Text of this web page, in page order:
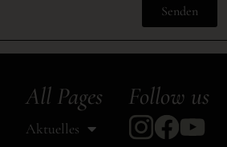
Senden
All Pages
Aktuelles
Follow us